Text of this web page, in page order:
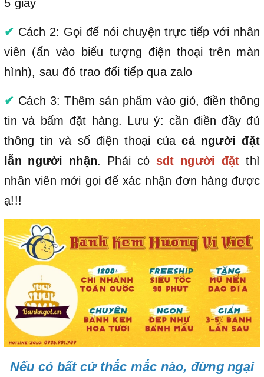
5 giây
✔ Cách 2: Gọi để nói chuyện trực tiếp với nhân
viên (ấn vào biểu tượng điện thoại trên màn
hình), sau đó trao đổi tiếp qua zalo
✔ Cách 3: Thêm sản phẩm vào giỏ, điền thông
tin và bấm đặt hàng. Lưu ý: cần điền đầy đủ
thông tin và số điện thoại củacả người đặt
lẫn người nhận. Phải có sdt người đặt thì
nhân viên mới gọi để xác nhận đơn hàng được
ạ!!!
Nếu có bất cứ thắc mắc nào, đừng ngại